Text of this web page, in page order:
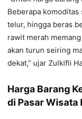
Beberapa
telur, hingga beras
rawit merah
akan turun seiring
dekat,” ujar Zulkifli
Harga Barang
di Pasar Wisata